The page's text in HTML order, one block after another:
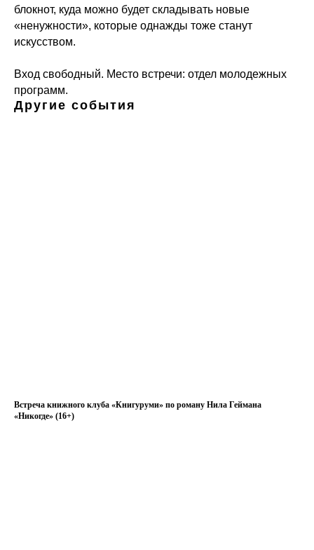
блокнот, куда можно будет складывать новые
«ненужности», которые однажды тоже станут
искусством.
Вход свободный. Место встречи: отдел молодежных
программ.
Другие события
Встреча книжного клуба «Книгуруми» по роману Нила Геймана
«Никогде» (16+)